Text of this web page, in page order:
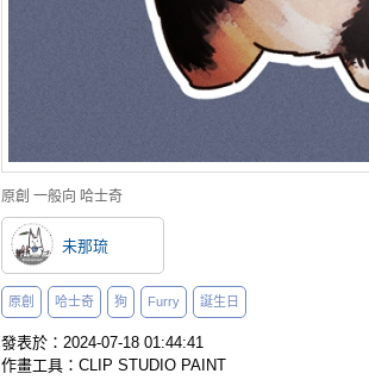
原創 一般向 哈士奇
未那琉
原創 哈士奇 狗 Furry 誕生日
發表於：2024-07-18 01:44:41
作畫工具：CLIP STUDIO PAINT